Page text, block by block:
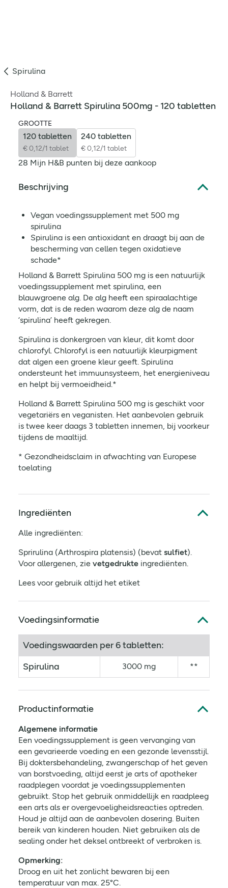
Spirulina
Holland & Barrett
Holland & Barrett Spirulina 500mg - 120 tabletten
GROOTTE
120 tabletten
€ 0,12/1 tablet
240 tabletten
€ 0,12/1 tablet
28 Mijn H&B punten bij deze aankoop
Beschrijving
Vegan voedingssupplement met 500 mg
spirulina
Spirulina is een antioxidant en draagt bij aan de
bescherming van cellen tegen oxidatieve
schade*
Holland & Barrett Spirulina 500 mg is een natuurlijk
voedingssupplement met spirulina, een
blauwgroene alg. De alg heeft een spiraalachtige
vorm, dat is de reden waarom deze alg de naam
‘spirulina’ heeft gekregen.
Spirulina is donkergroen van kleur, dit komt door
chlorofyl. Chlorofyl is een natuurlijk kleurpigment
dat algen een groene kleur geeft. Spirulina
ondersteunt het immuunsysteem, het energieniveau
en helpt bij vermoeidheid.*
Holland & Barrett Spirulina 500 mg is geschikt voor
vegetariërs en veganisten. Het aanbevolen gebruik
is twee keer daags 3 tabletten innemen, bij voorkeur
tijdens de maaltijd.
* Gezondheidsclaim in afwachting van Europese
toelating
Ingrediënten
Alle ingrediënten:
Sprirulina (Arthrospira platensis) (bevat sulfiet).
Voor allergenen, zie vetgedrukte ingrediënten.
Lees voor gebruik altijd het etiket
Voedingsinformatie
Voedingswaarden per 6 tabletten:
Spirulina
3000 mg **
Productinformatie
Algemene informatie
Een voedingssupplement is geen vervanging van
een gevarieerde voeding en een gezonde levensstijl.
Bij doktersbehandeling, zwangerschap of het geven
van borstvoeding, altijd eerst je arts of apotheker
raadplegen voordat je voedingssupplementen
gebruikt. Stop het gebruik onmiddellijk en raadpleeg
een arts als er overgevoeligheidsreacties optreden.
Houd je altijd aan de aanbevolen dosering. Buiten
bereik van kinderen houden. Niet gebruiken als de
sealing onder het deksel ontbreekt of verbroken is.
Opmerking:
Droog en uit het zonlicht bewaren bij een
temperatuur van max. 25°C.